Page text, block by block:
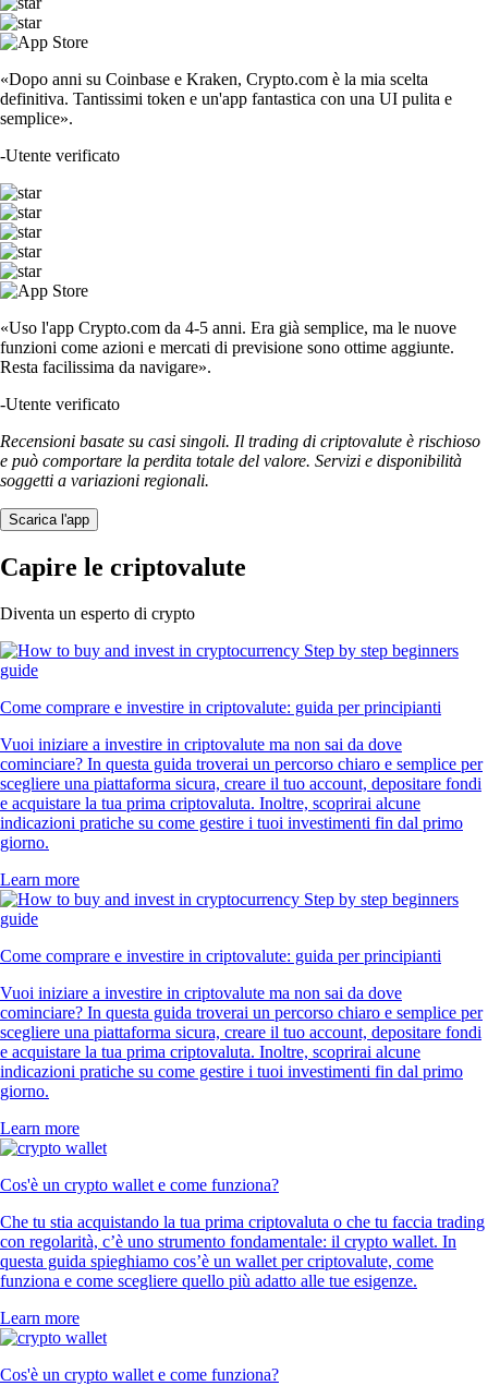
«Dopo anni su Coinbase e Kraken, Crypto.com è la mia scelta
definitiva. Tantissimi token e un'app fantastica con una UI pulita e
semplice».
-Utente verificato
«Uso l'app Crypto.com da 4-5 anni. Era già semplice, ma le nuove
funzioni come azioni e mercati di previsione sono ottime aggiunte.
Resta facilissima da navigare».
-Utente verificato
Recensioni basate su casi singoli. Il trading di criptovalute è rischioso
e può comportare la perdita totale del valore. Servizi e disponibilità
soggetti a variazioni regionali.
Scarica l'app
Capire le criptovalute
Diventa un esperto di crypto
Come comprare e investire in criptovalute: guida per principianti
Vuoi iniziare a investire in criptovalute ma non sai da dove
cominciare? In questa guida troverai un percorso chiaro e semplice per
scegliere una piattaforma sicura, creare il tuo account, depositare fondi
e acquistare la tua prima criptovaluta. Inoltre, scoprirai alcune
indicazioni pratiche su come gestire i tuoi investimenti fin dal primo
giorno.
Learn more
Come comprare e investire in criptovalute: guida per principianti
Vuoi iniziare a investire in criptovalute ma non sai da dove
cominciare? In questa guida troverai un percorso chiaro e semplice per
scegliere una piattaforma sicura, creare il tuo account, depositare fondi
e acquistare la tua prima criptovaluta. Inoltre, scoprirai alcune
indicazioni pratiche su come gestire i tuoi investimenti fin dal primo
giorno.
Learn more
Cos'è un crypto wallet e come funziona?
Che tu stia acquistando la tua prima criptovaluta o che tu faccia trading
con regolarità, c’è uno strumento fondamentale: il crypto wallet. In
questa guida spieghiamo cos’è un wallet per criptovalute, come
funziona e come scegliere quello più adatto alle tue esigenze.
Learn more
Cos'è un crypto wallet e come funziona?